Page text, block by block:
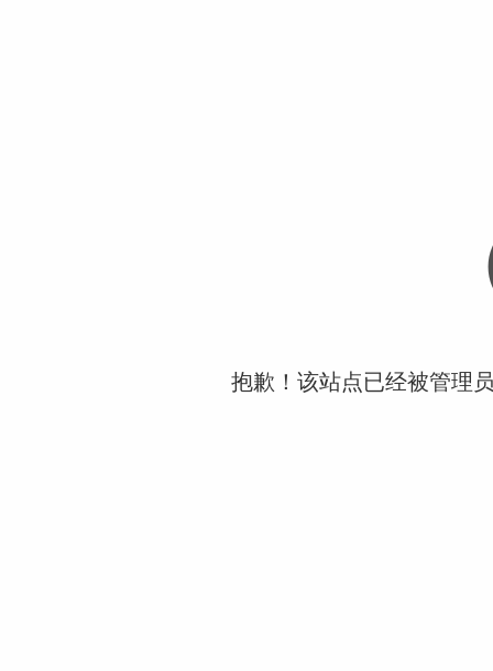
抱歉！该站点已经被管理